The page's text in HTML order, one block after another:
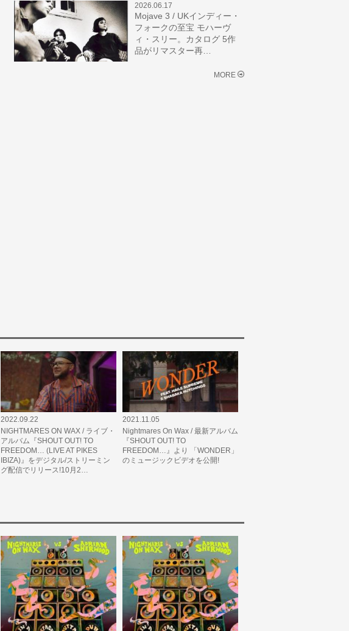
2026.06.17
Mojave 3 / UKインディー・
フォークの至宝 モハーヴ
ィ・スリー。カタログ 5作
品がリマスター再…
MORE
2022.09.22
NIGHTMARES ON WAX / ライブ・
アルバム『SHOUT OUT! TO
FREEDOM… (LIVE AT PIKES
IBIZA)』をデジタル/ストリーミン
グ配信でリリース!10月2…
2021.11.05
Nightmares On Wax / 最新アルバム
『SHOUT OUT! TO
FREEDOM…』より 「WONDER」
のミュージックビデオを公開!